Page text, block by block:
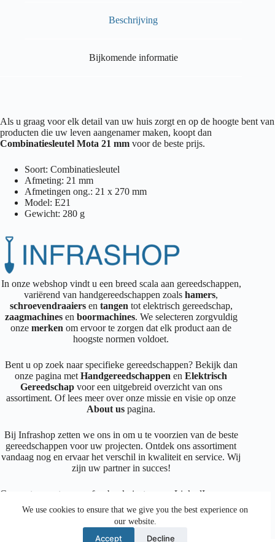
We use cookies to ensure that we give you the best experience on
our website.
Accept Decline
Beschrijving
Bijkomende informatie
Als u graag voor elk detail van uw huis zorgt en op de hoogte bent van
producten die uw leven aangenamer maken, koopt dan
Combinatiesleutel Mota 21 mm voor de beste prijs.
Soort: Combinatiesleutel
Afmeting: 21 mm
Afmetingen ong.: 21 x 270 mm
Model: E21
Gewicht: 280 g
In onze webshop vindt u een breed scala aan gereedschappen,
variërend van handgereedschappen zoalshamers,
schroevendraaiersen tangen tot elektrisch gereedschap,
zaagmachines en boormachines. We selecteren zorgvuldig
onzemerkenom ervoor te zorgen dat elk product aan de
hoogste normen voldoet.
Bent u op zoek naar specifieke gereedschappen? Bekijk dan
onze pagina metHandgereedschappen enElektrisch
Gereedschapvoor een uitgebreid overzicht van ons
assortiment. Of lees meer over onze missie en visie op onze
About us pagina.
Bij Infrashop zetten we ons in om u te voorzien van de beste
gereedschappen voor uw projecten. Ontdek ons assortiment
vandaag nog en ervaar het verschil in kwaliteit en service. Wij
zijn uw partner in succes!
Connecteer met ons op facebook instagram LinkedIn
Facebook
Instagram
LinkedIn